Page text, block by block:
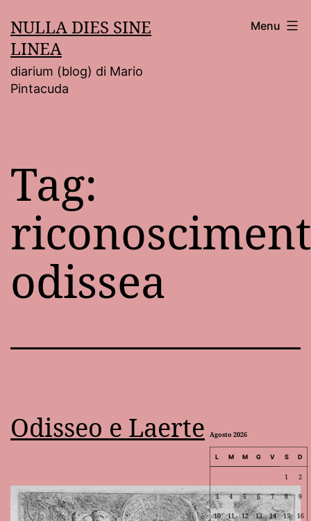
al
contenuto
NULLA DIES SINE
LINEA
diarium (blog) di Mario
Pintacuda
Menu
Tag:
odissea
Odisseo e Laerte Agosto 2026
L M M G V S D
1 2
3 4 5 6 7 8 9
10 11 12 13 14 15 16